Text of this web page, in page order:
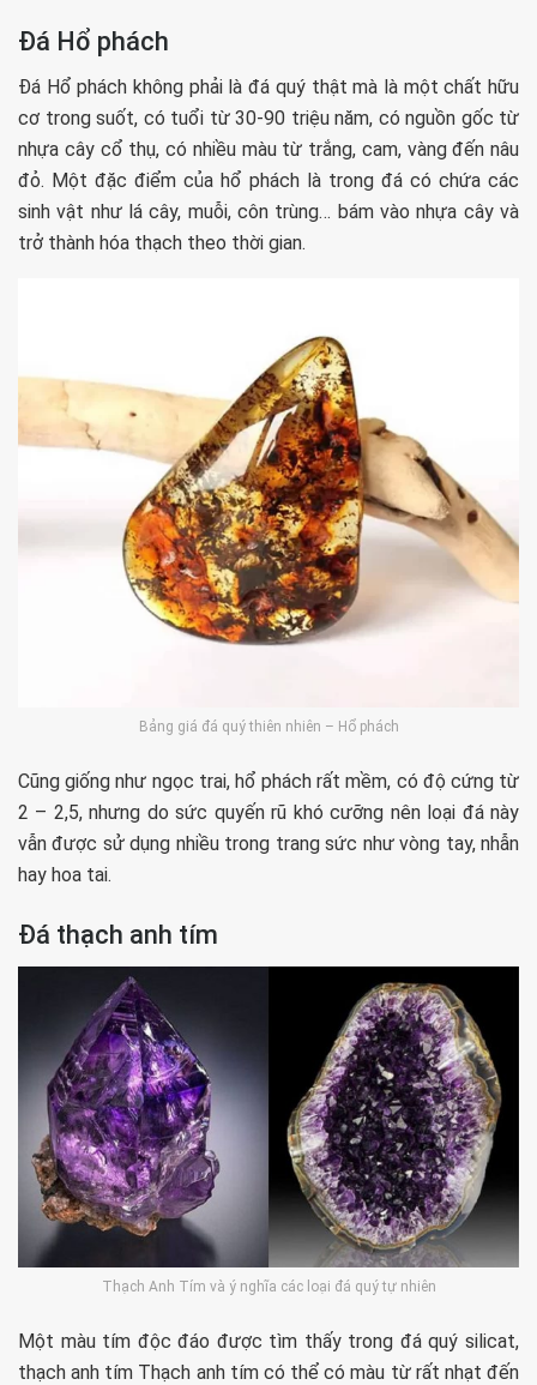
Đá Hổ phách
Đá Hổ phách không phải là đá quý thật mà là một chất hữu
cơ trong suốt, có tuổi từ 30-90 triệu năm, có nguồn gốc từ
nhựa cây cổ thụ, có nhiều màu từ trắng, cam, vàng đến nâu
đỏ. Một đặc điểm của hổ phách là trong đá có chứa các
sinh vật như lá cây, muỗi, côn trùng… bám vào nhựa cây và
trở thành hóa thạch theo thời gian.
Bảng giá đá quý thiên nhiên – Hổ phách
Cũng giống như ngọc trai, hổ phách rất mềm, có độ cứng từ
2 – 2,5, nhưng do sức quyến rũ khó cưỡng nên loại đá này
vẫn được sử dụng nhiều trong trang sức như vòng tay, nhẫn
hay hoa tai.
Đá thạch anh tím
Thạch Anh Tím và ý nghĩa các loại đá quý tự nhiên
Một màu tím độc đáo được tìm thấy trong đá quý silicat,
thạch anh tím Thạch anh tím có thể có màu từ rất nhạt đến